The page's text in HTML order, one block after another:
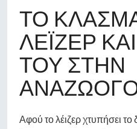
ΤΟ
ΛΈΙΖΕΡ
ΤΟΥ ΣΤΗΝ
Αφού το λέιζερ χτυπήσει το